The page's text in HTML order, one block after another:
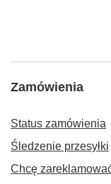
Zamówienia
Status zamówienia
Śledzenie przesyłki
Chcę